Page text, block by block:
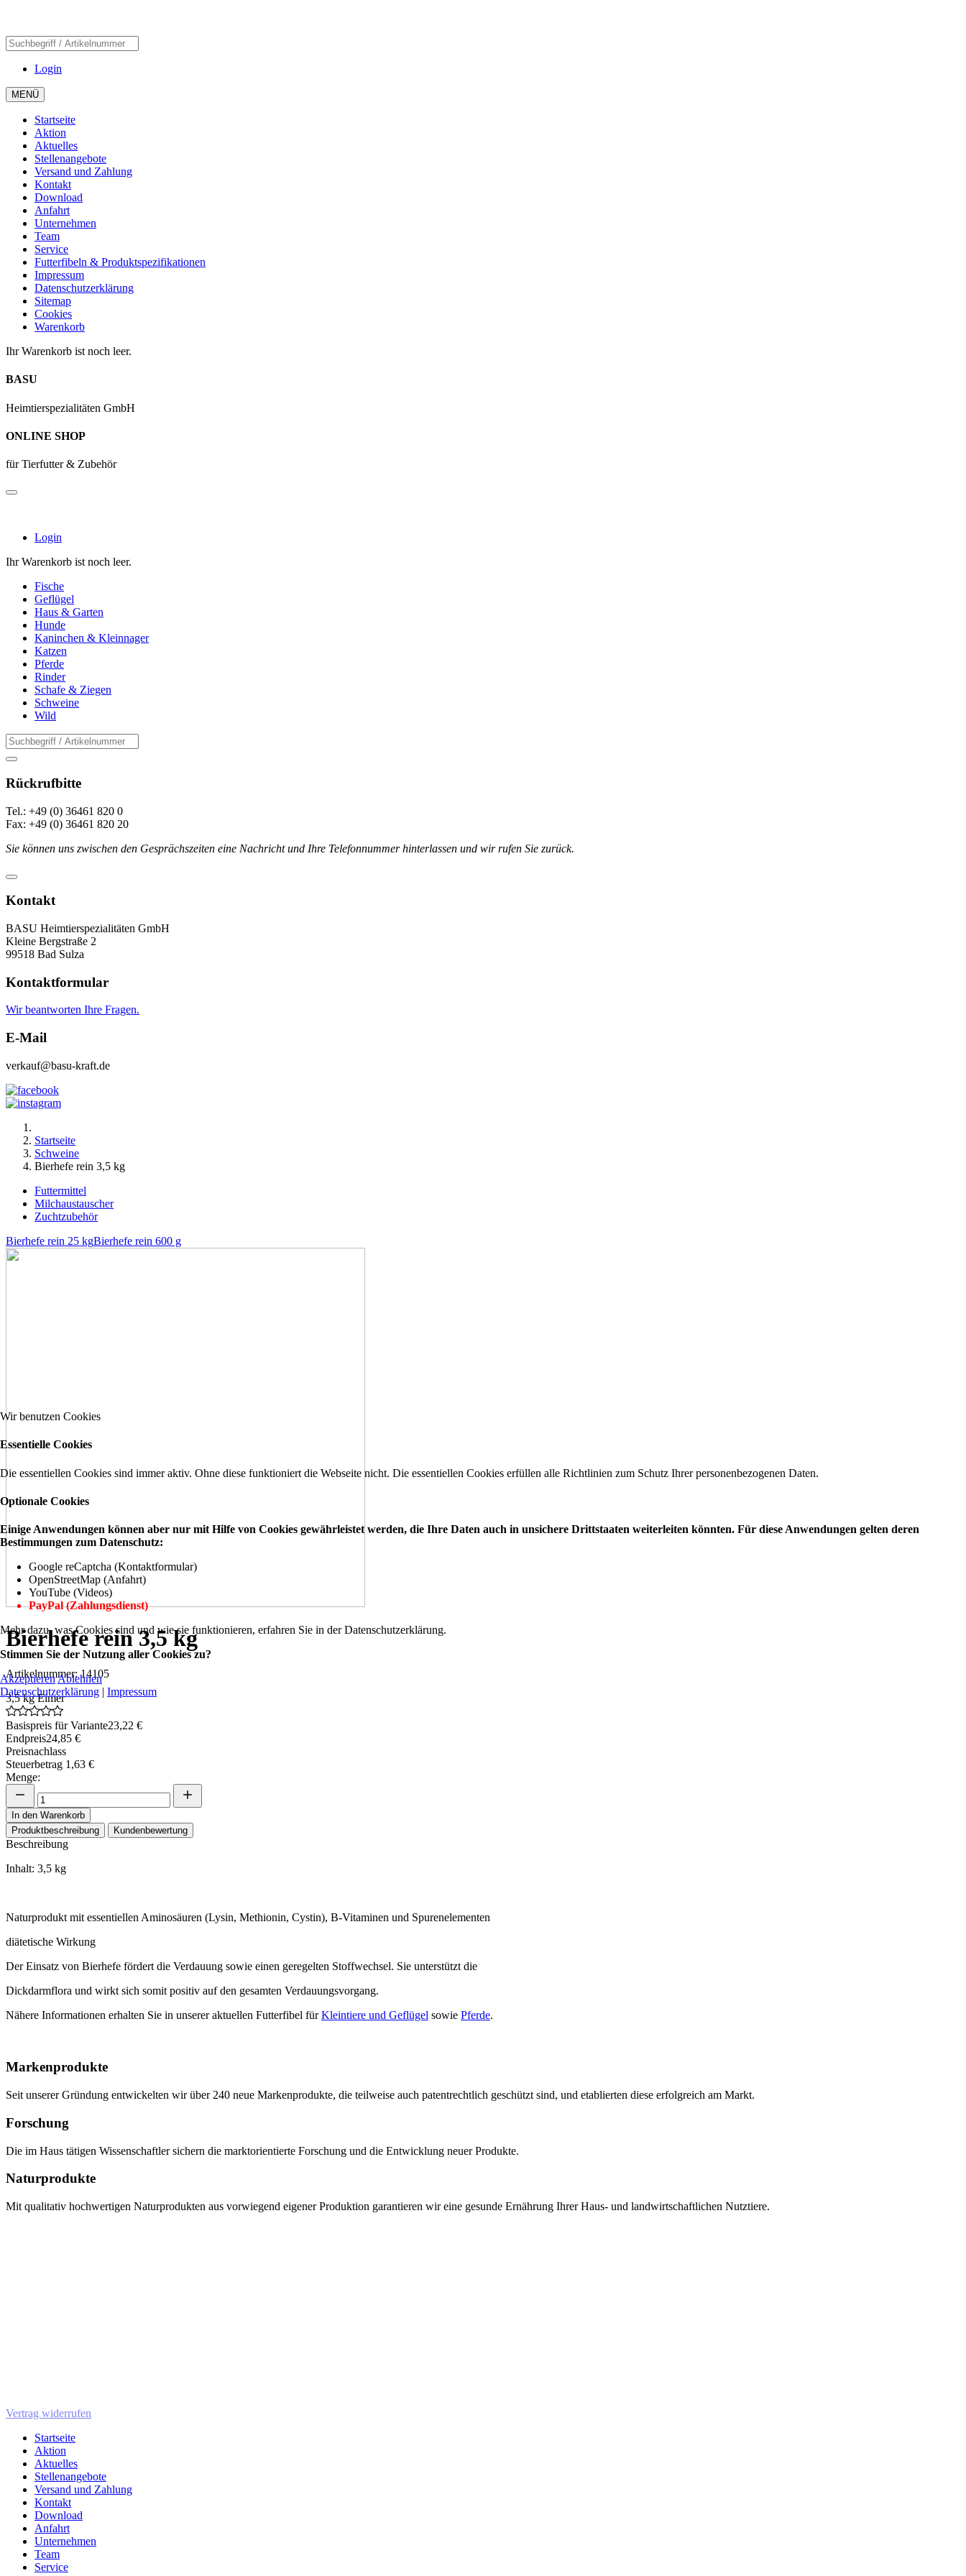
Login
MENÜ
Startseite
Aktion
Aktuelles
Stellenangebote
Versand und Zahlung
Kontakt
Download
Anfahrt
Unternehmen
Team
Service
Futterfibeln & Produktspezifikationen
Impressum
Datenschutzerklärung
Sitemap
Cookies
Warenkorb
Ihr Warenkorb ist noch leer.
BASU
Heimtierspezialitäten GmbH
ONLINE SHOP
für Tierfutter & Zubehör
Login
Ihr Warenkorb ist noch leer.
Fische
Geflügel
Haus & Garten
Hunde
Kaninchen & Kleinnager
Katzen
Pferde
Rinder
Schafe & Ziegen
Schweine
Wild
Rückrufbitte
Tel.: +49 (0) 36461 820 0
Fax: +49 (0) 36461 820 20
Sie können uns zwischen den Gesprächszeiten eine Nachricht und Ihre Telefonnummer hinterlassen und wir rufen Sie zurück.
Kontakt
BASU Heimtierspezialitäten GmbH
Kleine Bergstraße 2
99518 Bad Sulza
Kontaktformular
Wir beantworten Ihre Fragen.
E-Mail
verkauf@basu-kraft.de
Startseite
Schweine
Bierhefe rein 3,5 kg
Futtermittel
Milchaustauscher
Zuchtzubehör
Bierhefe rein 25 kgBierhefe rein 600 g
Bierhefe rein 3,5 kg
Artikelnummer: 14105
3,5 kg Eimer
Basispreis für Variante23,22 €
Endpreis24,85 €
Preisnachlass
Steuerbetrag 1,63 €
Menge:
In den Warenkorb
Produktbeschreibung
Kundenbewertung
Beschreibung
Inhalt: 3,5 kg
Naturprodukt mit essentiellen Aminosäuren (Lysin, Methionin, Cystin), B-Vitaminen und Spurenelementen
diätetische Wirkung
Der Einsatz von Bierhefe fördert die Verdauung sowie einen geregelten Stoffwechsel. Sie unterstützt die
Dickdarmflora und wirkt sich somit positiv auf den gesamten Verdauungsvorgang.
Nähere Informationen erhalten Sie in unserer aktuellen Futterfibel fürKleintiere und Geflügel sowie Pferde.
Markenprodukte
Seit unserer Gründung entwickelten wir über 240 neue Markenprodukte, die teilweise auch patentrechtlich geschützt sind, und etablierten diese erfolgreich am Markt.
Forschung
Die im Haus tätigen Wissenschaftler sichern die marktorientierte Forschung und die Entwicklung neuer Produkte.
Naturprodukte
Mit qualitativ hochwertigen Naturprodukten aus vorwiegend eigener Produktion garantieren wir eine gesunde Ernährung Ihrer Haus- und landwirtschaftlichen Nutztiere.
Vertrag widerrufen
Startseite
Aktion
Aktuelles
Stellenangebote
Versand und Zahlung
Kontakt
Download
Anfahrt
Unternehmen
Team
Service
Wir benutzen Cookies
Essentielle Cookies
Die essentiellen Cookies sind immer aktiv. Ohne diese funktioniert die Webseite nicht. Die essentiellen Cookies erfüllen alle Richtlinien zum Schutz Ihrer personenbezogenen Daten.
Optionale Cookies
Einige Anwendungen können aber nur mit Hilfe von Cookies gewährleistet werden, die Ihre Daten auch in unsichere Drittstaaten weiterleiten könnten. Für diese Anwendungen gelten deren
Bestimmungen zum Datenschutz:
Google reCaptcha (Kontaktformular)
OpenStreetMap (Anfahrt)
YouTube (Videos)
PayPal (Zahlungsdienst)
Mehr dazu, was Cookies sind und wie sie funktionieren, erfahren Sie in der Datenschutzerklärung.
Stimmen Sie der Nutzung aller Cookies zu?
Akzeptieren Ablehnen
Datenschutzerklärung | Impressum